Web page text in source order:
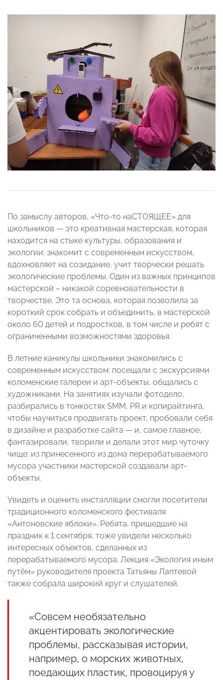
По замыслу авторов, «Что-то наСТОЯЩЕЕ» для
школьников — это креативная мастерская, которая
находится на стыке культуры, образования и
экологии: знакомит с современным искусством,
вдохновляет на созидание, учит творчески решать
экологические проблемы. Один из важных принципов
мастерской – никакой соревновательности в
творчестве. Это та основа, которая позволила за
короткий срок собрать и объединить, в мастерской
около 60 детей и подростков, в том числе и ребят с
ограниченными возможностями здоровья.
В летние каникулы школьники знакомились с
современным искусством: посещали с экскурсиями
коломенские галереи и арт-объекты, общались с
художниками. На занятиях изучали фотодело,
разбирались в тонкостях SММ, PR и копирайтинга,
чтобы научиться продвигать проект, пробовали себя
в дизайне и разработке сайта — и, самое главное,
фантазировали, творили и делали этот мир чуточку
чище: из принесенного из дома перерабатываемого
мусора участники мастерской создавали арт-
объекты.
Увидеть и оценить инсталляции смогли посетители
традиционного коломенского фестиваля
«Антоновские яблоки». Ребята, пришедшие на
праздник к 1 сентября, тоже увидели несколько
интересных объектов, сделанных из
перерабатываемого мусора. Лекция «Экология иным
путём» руководителя проекта Татьяны Лаптевой
также собрала широкий круг и слушателей.
«Совсем необязательно
акцентировать экологические
проблемы, рассказывая истории,
например, о морских животных,
поедающих пластик, провоцируя у